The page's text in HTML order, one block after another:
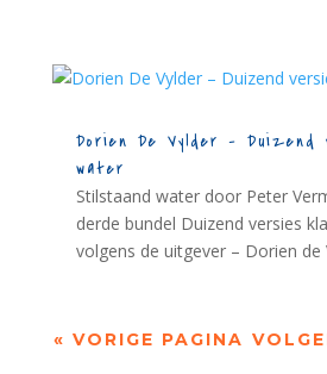
Dorien De Vylder – Duizend
water
Stilstaand water door Peter
derde bundel Duizend versies
volgens de uitgever – Dorien de
« VORIGE PAGINA